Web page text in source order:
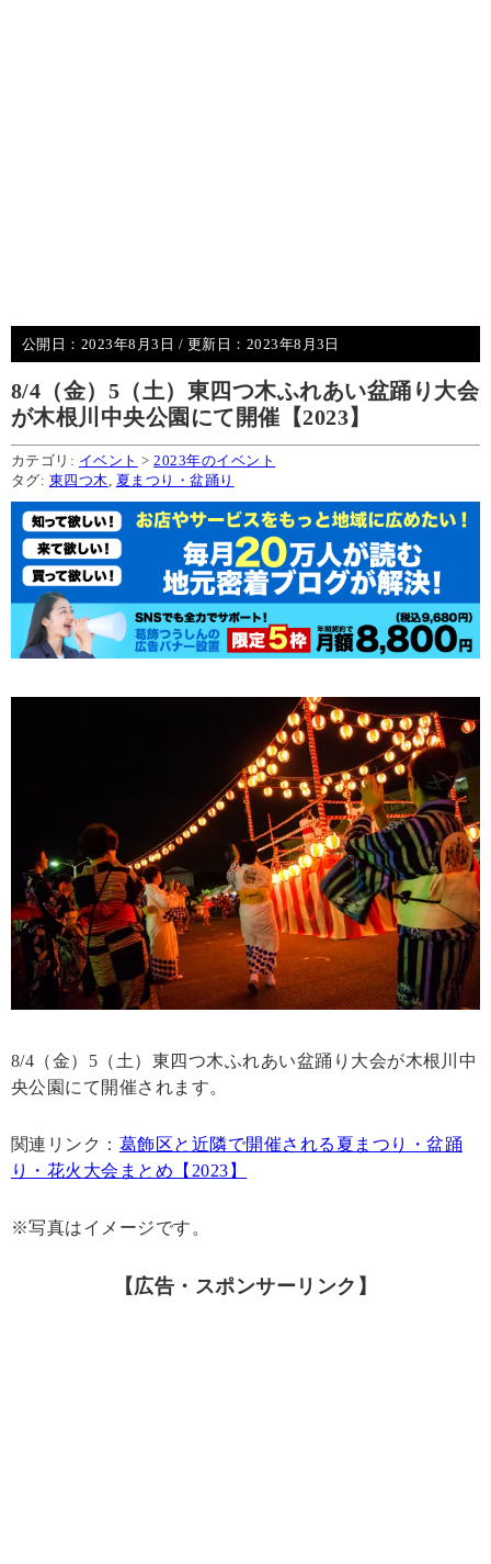
公開日： 2023年8月3日 / 更新日： 2023年8月3日
8/4（金）5（土）東四つ木ふれあい盆踊り大会
が木根川中央公園にて開催【2023】
カテゴリ: イベント >2023年のイベント
タグ: 東四つ木 夏まつり・盆踊り
8/4（金）5（土）東四つ木ふれあい盆踊り大会が木根川中
央公園にて開催されます。
関連リンク： 葛飾区と近隣で開催される夏まつり・盆踊
り・花火大会まとめ【2023】
※写真はイメージです。
【広告・スポンサーリンク】